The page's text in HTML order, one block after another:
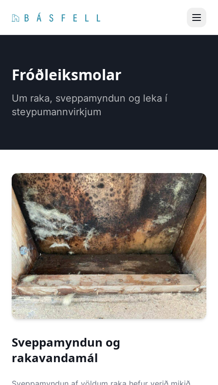
Fróðleiksmolar
Um raka, sveppamyndun og leka í
steypumannvirkjum
Sveppamyndun og
rakavandamál